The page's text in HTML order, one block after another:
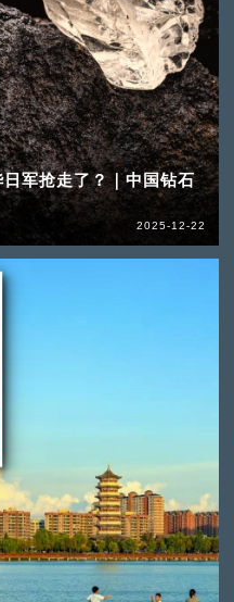
军抢走了？｜中国钻石
2025-12-22